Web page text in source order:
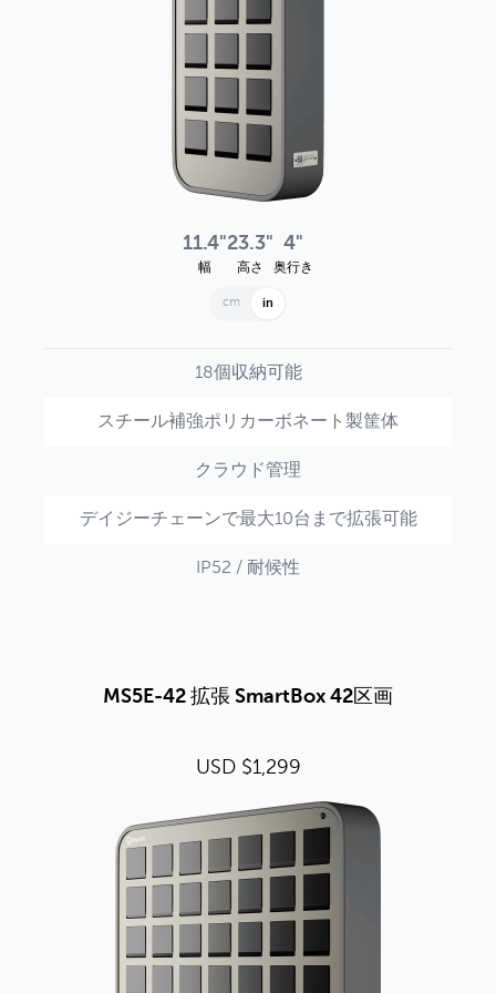
11.4"
幅
23.3"
高さ
4"
奥行き
cm in
18個収納可能
スチール補強ポリカーボネート製筐体
クラウド管理
デイジーチェーンで最大10台まで拡張可能
IP52 / 耐候性
MS5E-42 拡張 SmartBox 42区画
USD $1,299